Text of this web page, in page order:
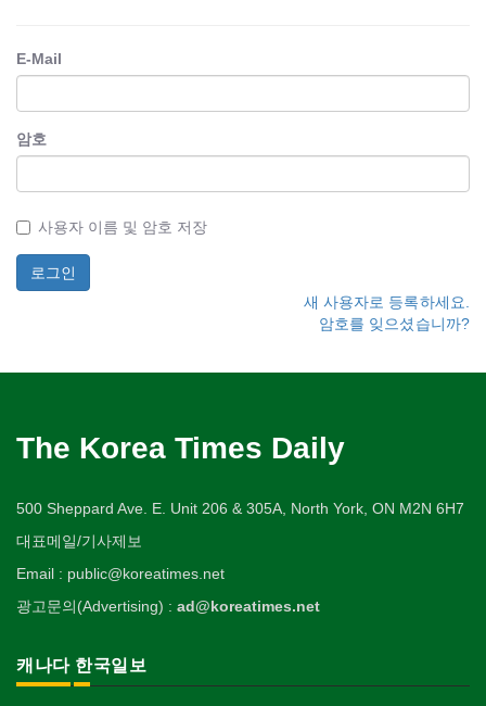
E-Mail
암호
사용자 이름 및 암호 저장
새 사용자로 등록하세요.
암호를 잊으셨습니까?
The Korea Times Daily
500 Sheppard Ave. E. Unit 206 & 305A, North York, ON M2N 6H7
대표메일/기사제보
Email : public@koreatimes.net
광고문의(Advertising) : ad@koreatimes.net
캐나다 한국일보